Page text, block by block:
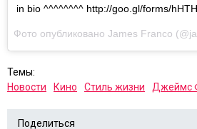
in bio ^^^^^^^^ http://goo.gl/forms/
Фото опубликовано James Franco
Темы:
Новости
Кино Стиль жизни Джеймс
Поделиться